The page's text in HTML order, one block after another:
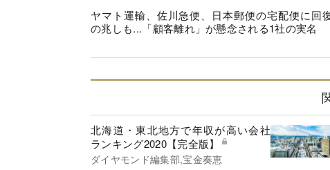
ヤマト運輸、佐川急便、日本郵便の宅配便に回
の兆しも...「顧客離れ」が懸念される1社の実名
北海道・東北地方で年収が高い会社
ランキング2020【完全版】
ダイヤモンド編集部,宝金奏恵